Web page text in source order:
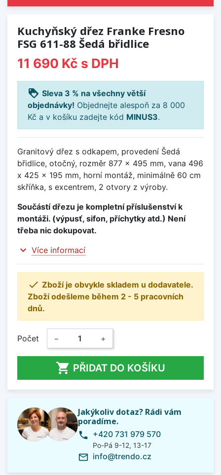
Kuchyňský dřez Franke Fresno
FSG 611-88 Šedá břidlice
11 690 Kč s DPH
loyalty Sleva 3 % na všechny větší
objednávky! Objednejte alespoň za 8 000
Kč a v košíku zadejte kód MINUS3.
Granitový dřez s odkapem, provedení Šedá
břidlice, otočný, rozměr 877 x 495 mm, vana 496
x 425 x 195 mm, horní montáž, minimálně 60 cm
skříňka, s excentrem, 2 otvory z výroby.
Součástí dřezu je kompletní příslušenství k
montáži. (výpusť, sifon, příchytky atd.) Není
třeba nic dokupovat.
expand_more Více informací
 Zboží je obvykle skladem u dodavatele.
Zboží odešleme během 2 - 5 pracovních
dnů.
Počet − +
 PŘIDAT DO KOŠÍKU
Jakýkoliv dotaz? Rádi vám
poradíme.
phone +420 731 979 570
Po-Pá 9-12, 13-17
mail_outline info@trendo.cz